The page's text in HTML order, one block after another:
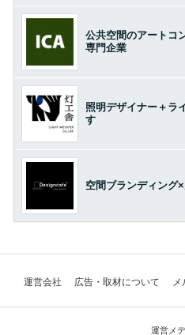
公共空間のアートコ
専門企業
照明デザイナー＋ラ
す
空間ブランディング
運営会社 広告・取材について メ
運営メ